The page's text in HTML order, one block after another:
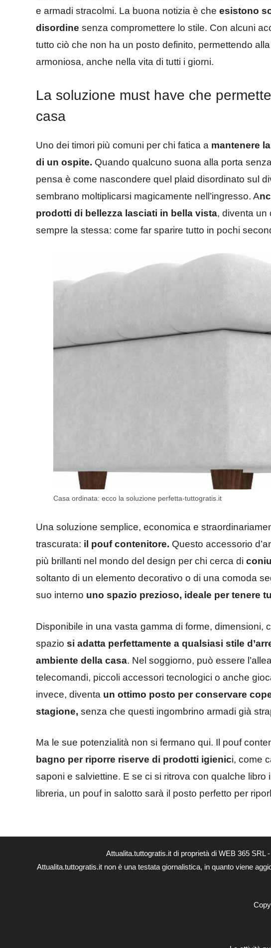
e armadi stracolmi. La buona notizia è che esistono
disordine senza compromettere lo stile. Con alcuni
tutto ciò che non ha un posto definito, permettendo
armoniosa, anche nella vita di tutti i giorni.
La soluzione must have che
casa
Uno dei timori più comuni per chi fatica a mantenere
di un ospite. Quando qualcuno suona alla porta
pensa è come nascondere quel plaid disordinato sul
sembrano moltiplicarsi magicamente nell’ingresso. A
prodotti di bellezza lasciati in bella vista, diventa un
sempre la stessa: come far sparire tutto in pochi
Casa ordinata: ecco la soluzione perfetta-tuttogratis.it
Una soluzione semplice, economica e
trascurata: il pouf contenitore. Questo accessorio
più brillanti nel mondo del design per chi cerca di
soltanto di un elemento decorativo o di una comoda
suo interno uno spazio prezioso, ideale per tenere
Disponibile in una vasta gamma di forme, dimensioni,
spazio si adatta perfettamente a qualsiasi stile
ambiente della casa. Nel soggiorno, può essere
telecomandi, piccoli accessori tecnologici o anche
invece, diventa un ottimo posto per conservare
stagione, senza che questi ingombrino armadi già
Ma le sue potenzialità non si fermano qui. Il pouf
bagno per riporre riserve di prodotti igienici, come
saponi e salviettine. E se ci si ritrova con qualche
libreria, un pouf in salotto sarà il posto perfetto per
Attualita.tuttogratis.it di proprietà di WEB 365
Attualita.tuttogratis.it non è una testata giornalistica, in quanto viene